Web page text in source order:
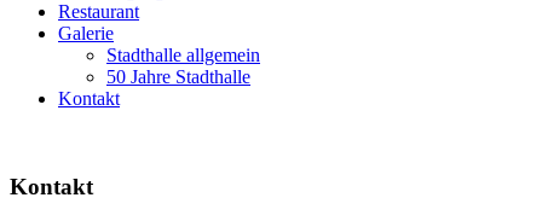
Restaurant
Galerie
Stadthalle allgemein
50 Jahre Stadthalle
Kontakt
Kontakt